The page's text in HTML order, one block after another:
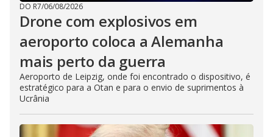
DO R7/06/08/2026
Drone com explosivos em
aeroporto coloca a Alemanha
mais perto da guerra
Aeroporto de Leipzig, onde foi encontrado o dispositivo, é
estratégico para a Otan e para o envio de suprimentos à
Ucrânia